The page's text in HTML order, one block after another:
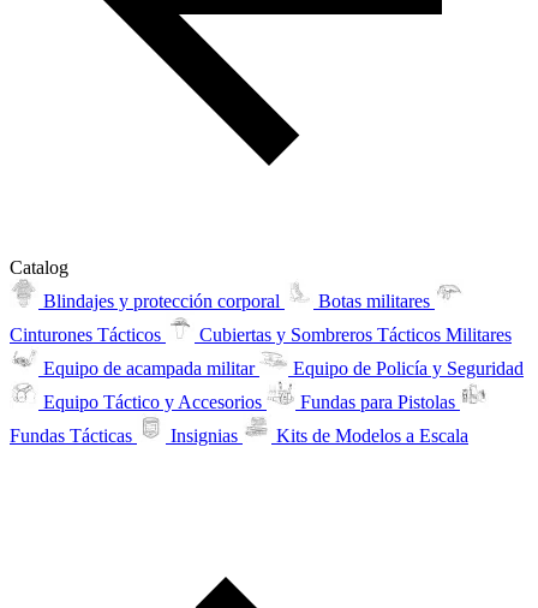
Catalog
Blindajes y protección corporal
Botas militares
Cinturones Tácticos
Cubiertas y Sombreros Tácticos Militares
Equipo de acampada militar
Equipo de Policía y Seguridad
Equipo Táctico y Accesorios
Fundas para Pistolas
Fundas Tácticas
Insignias Kits de Modelos a Escala